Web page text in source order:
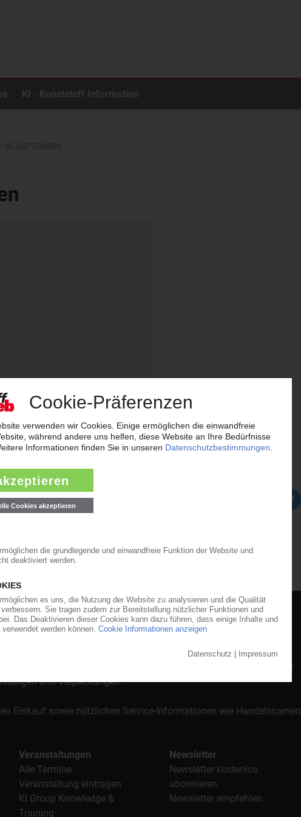
KI - Kunststoff Information
bereits seit 1996 die Fach- und Führungskräfte der
Im Fokus der Berichterstattung ist dabei die Preisentwicklung für
und Verpackungen.
Einkauf sowie nützlichen Service-Informationen wie Handelsnamen
Veranstaltungen
Alle Termine
Veranstaltung eintragen
KI Group Knowledge &
Training
Newsletter
Newsletter kostenlos
abonnieren
Newsletter empfehlen